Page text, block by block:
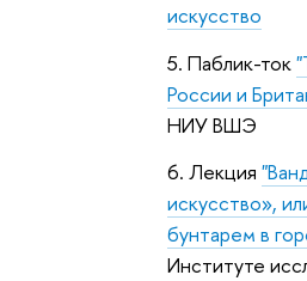
искусство
5. Паблик-ток
России и
НИУ ВШЭ
6. Лекция
искусство»,
бунтарем в
Институте